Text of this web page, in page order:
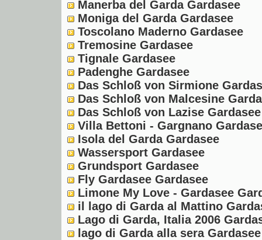
Manerba del Garda Gardasee
Moniga del Garda Gardasee
Toscolano Maderno Gardasee
Tremosine Gardasee
Tignale Gardasee
Padenghe Gardasee
Das Schloß von Sirmione
Das Schloß von Malcesine
Das Schloß von Lazise Gardasee
Villa Bettoni - Gargnano
Isola del Garda Gardasee
Wassersport Gardasee
Grundsport Gardasee
Fly Gardasee Gardasee
Limone My Love - Gardasee
il lago di Garda al Mattino
Lago di Garda, Italia 2006
lago di Garda alla sera Gardasee